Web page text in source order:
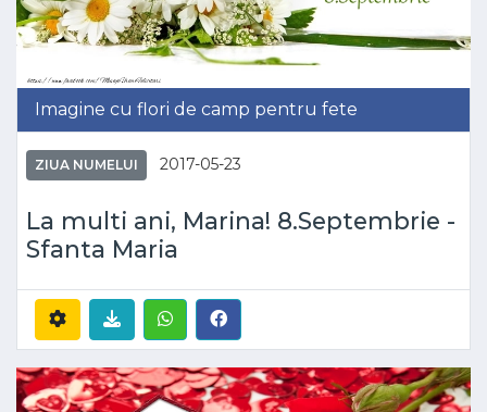
Imagine cu flori de camp pentru fete
ZIUA NUMELUI 2017-05-23
La multi ani, Marina! 8.Septembrie -
Sfanta Maria